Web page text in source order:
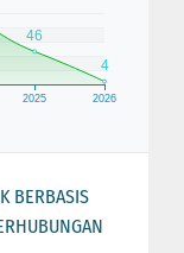
BERBASIS